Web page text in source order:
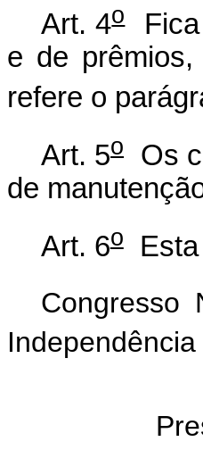
Art. 4oFica
e de
refere o
Art. 5o
Os
de
Art. 6oEsta
Congresso
Independência